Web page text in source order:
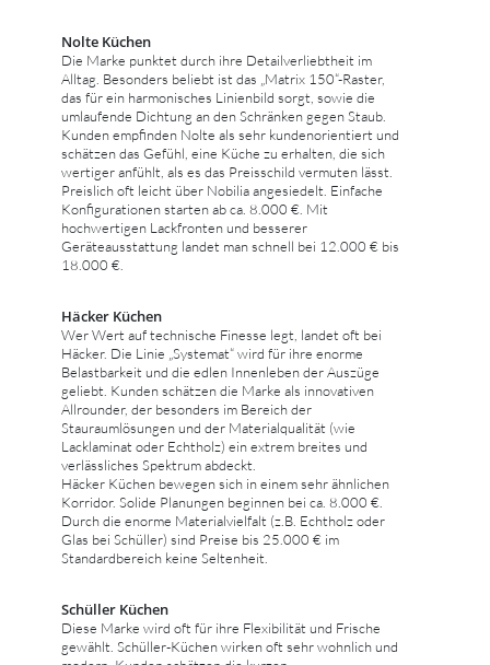
Nolte Küchen
Die Marke punktet durch ihre Detailverliebtheit im
Alltag. Besonders beliebt ist das „Matrix 150“-Raster,
das für ein harmonisches Linienbild sorgt, sowie die
umlaufende Dichtung an den Schränken gegen Staub.
Kunden empfinden Nolte als sehr kundenorientiert und
schätzen das Gefühl, eine Küche zu erhalten, die sich
wertiger anfühlt, als es das Preisschild vermuten lässt.
Preislich oft leicht über Nobilia angesiedelt. Einfache
Konfigurationen starten ab ca. 8.000 €. Mit
hochwertigen Lackfronten und besserer
Geräteausstattung landet man schnell bei 12.000 € bis
18.000 €.
Häcker Küchen
Wer Wert auf technische Finesse legt, landet oft bei
Häcker. Die Linie „Systemat“ wird für ihre enorme
Belastbarkeit und die edlen Innenleben der Auszüge
geliebt. Kunden schätzen die Marke als innovativen
Allrounder, der besonders im Bereich der
Stauraumlösungen und der Materialqualität (wie
Lacklaminat oder Echtholz) ein extrem breites und
verlässliches Spektrum abdeckt.
Häcker Küchen bewegen sich in einem sehr ähnlichen
Korridor. Solide Planungen beginnen bei ca. 8.000 €.
Durch die enorme Materialvielfalt (z.B. Echtholz oder
Glas bei Schüller) sind Preise bis 25.000 € im
Standardbereich keine Seltenheit.
Schüller Küchen
Diese Marke wird oft für ihre Flexibilität und Frische
gewählt. Schüller-Küchen wirken oft sehr wohnlich und